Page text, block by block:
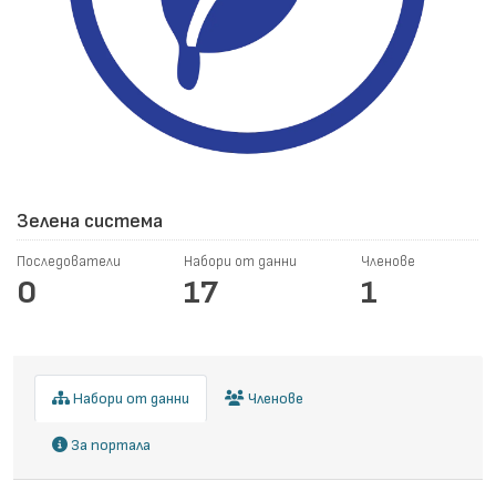
Зелена система
Последователи
0
Набори от данни
17
Членове
1
Набори от данни Членове
За портала